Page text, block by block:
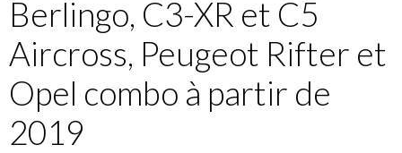
Berlingo, C3-XR et C5
Aircross, Peugeot Rifter et
Opel combo à partir de
2019